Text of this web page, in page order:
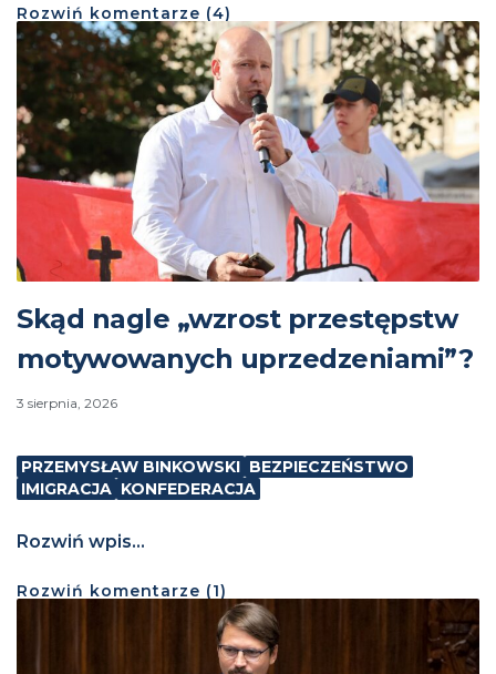
Rozwiń komentarze (4)
Skąd nagle „wzrost przestępstw
motywowanych uprzedzeniami”?
3 sierpnia, 2026
PRZEMYSŁAW BINKOWSKI BEZPIECZEŃSTWO
IMIGRACJA KONFEDERACJA
Rozwiń wpis...
Rozwiń komentarze (1)